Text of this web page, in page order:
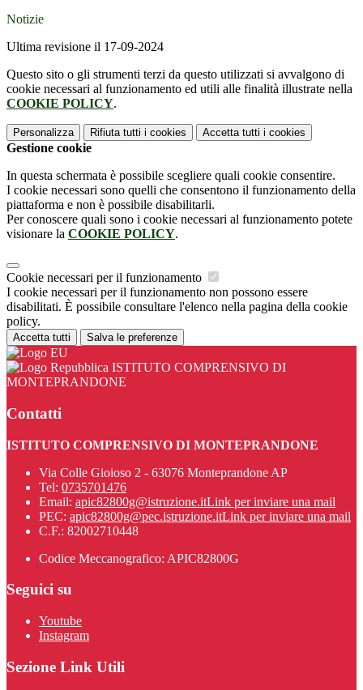
Notizie
Ultima revisione il 17-09-2024
Questo sito o gli strumenti terzi da questo utilizzati si avvalgono di
cookie necessari al funzionamento ed utili alle finalità illustrate nella
COOKIE POLICY.
Personalizza Rifiuta tutti i cookies Accetta tutti i cookies
Gestione cookie
In questa schermata è possibile scegliere quali cookie consentire.
I cookie necessari sono quelli che consentono il funzionamento della
piattaforma e non è possibile disabilitarli.
Per conoscere quali sono i cookie necessari al funzionamento potete
visionare la COOKIE POLICY.
Cookie necessari per il funzionamento
I cookie necessari per il funzionamento non possono essere
disabilitati. È possibile consultare l'elenco nella pagina della cookie
policy.
Accetta tutti Salva le preferenze
ISTITUTO COMPRENSIVO DI
MONTEPRANDONE
Contatti
ISTITUTO COMPRENSIVO DI MONTEPRANDONE
Via Colle Gioioso 2 - 63076 Monteprandone AP
Tel: 0735701476
Email: apic82800g@istruzione.itLink per inviare una mail
PEC: apic82800g@pec.istruzione.itLink per inviare una mail
C.F.: 82002710448
Codice Meccanografico: APIC82800G
Seguici su
Youtube
Instagram
Sezione Link Utili